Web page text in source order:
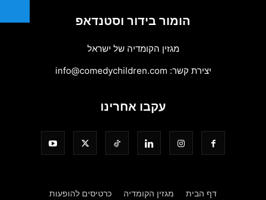
הומור בידור וסטנדאפ
מגזין הקומדיה של ישראל
יצירת קשר: info@comedychildren.com
עקבו אחרינו
דף הבית מגזין הקומדיה כרטיסים להופעות